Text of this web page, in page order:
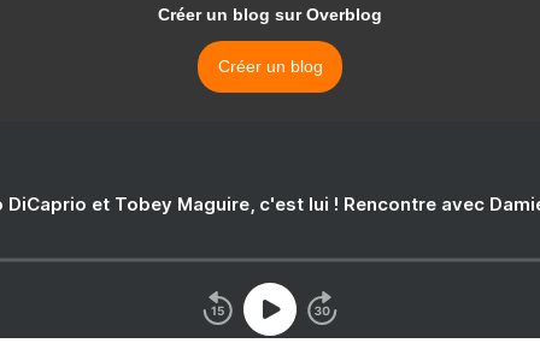
Créer un blog sur Overblog
Créer un blog
DiCaprio et Tobey Maguire, c'est lui ! Rencontre avec